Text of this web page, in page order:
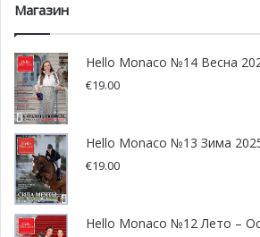
Магазин
Hello Monaco №14 Весна
€19.00
Hello Monaco №13 Зима
€19.00
Hello Monaco №12 Лето –